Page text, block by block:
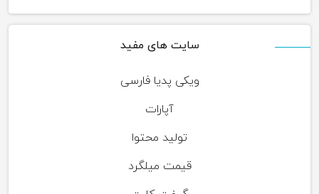
سایت های مفید
ویکی پدیا فارسی
آپارات
تولید محتوا
قیمت میلگرد